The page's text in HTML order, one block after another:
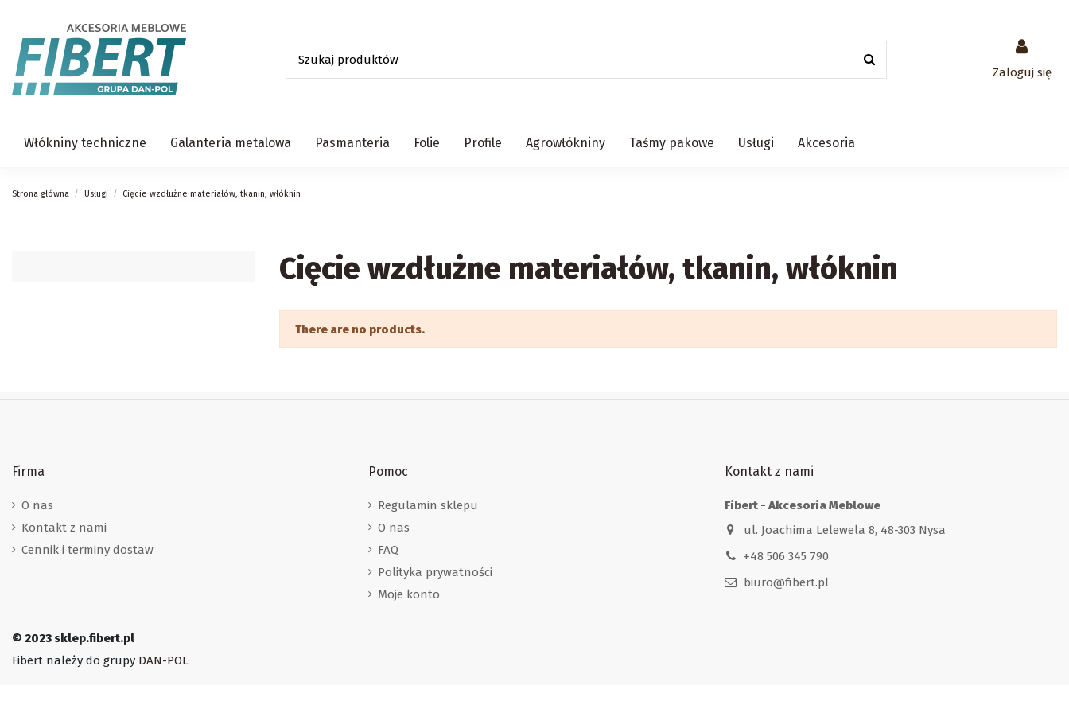
Zaloguj się
Włókniny techniczne Galanteria metalowa Pasmanteria Folie Profile Agrowłókniny Taśmy pakowe Usługi Akcesoria
Strona główna Usługi Cięcie wzdłużne materiałów, tkanin, włóknin
Cięcie wzdłużne materiałów, tkanin, włóknin
There are no products.
Firma
O nas
Kontakt z nami
Cennik i terminy dostaw
Pomoc
Regulamin sklepu
O nas
FAQ
Polityka prywatności
Moje konto
Kontakt z nami
Fibert - Akcesoria Meblowe
ul. Joachima Lelewela 8, 48-303 Nysa
+48 506 345 790
biuro@fibert.pl
© 2023 sklep.fibert.pl
Fibert należy do grupy DAN-POL